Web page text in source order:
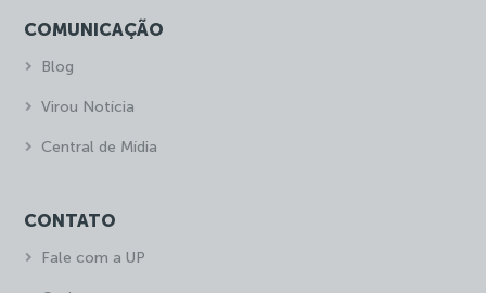
COMUNICAÇÃO
Blog
Virou Notícia
Central de Mídia
CONTATO
Fale com a UP